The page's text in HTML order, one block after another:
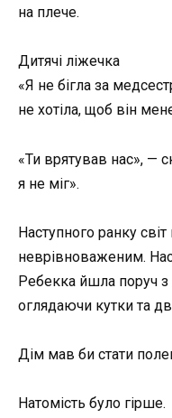
на плече.
Дитячі ліжечка
«Я не бігла за
не хотіла, щоб він
«Ти врятував нас», —
я не міг».
Наступного ранку
неврівноваженим.
Ребекка йшла поруч з
оглядаючи кутки та
Дім мав би стати
Натомість було гірше.